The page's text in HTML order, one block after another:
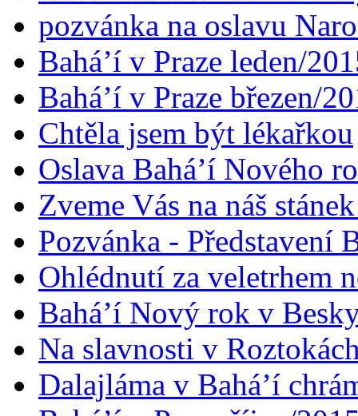
pozvánka na oslavu
Bahá’í v Praze leden/
Bahá’í v Praze březen/
Chtěla jsem být lékařkou
Oslava Bahá’í Nového
Zveme Vás na náš
Pozvánka - Představení
Ohlédnutí za veletrhem
Bahá’í Nový rok v
Na slavnosti v
Dalajláma v Bahá’í